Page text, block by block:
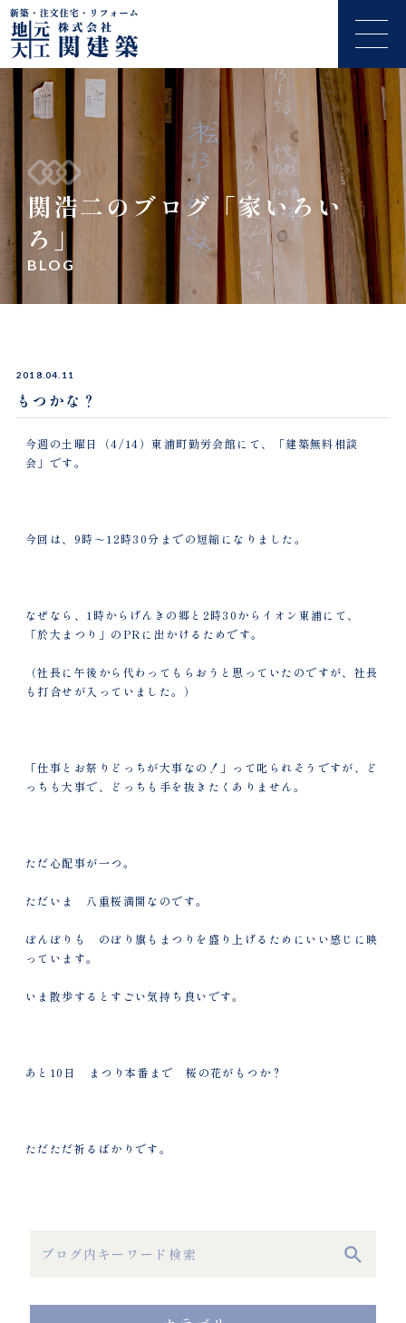
関浩二のブログ「家いろい
ろ」
BLOG
2018.04.11
もつかな？
今週の土曜日（4/14）東浦町勤労会館にて、「建築無料相談
会」です。
今回は、9時～12時30分までの短縮になりました。
なぜなら、1時からげんきの郷と2時30からイオン東浦にて、
「於大まつり」のPRに出かけるためです。
（社長に午後から代わってもらおうと思っていたのですが、社長
も打合せが入っていました。）
「仕事とお祭りどっちが大事なの！」って叱られそうですが、ど
っちも大事で、どっちも手を抜きたくありません。
ただ心配事が一つ。
ただいま 八重桜満開なのです。
ぼんぼりも のぼり旗もまつりを盛り上げるためにいい感じに映
っています。
いま散歩するとすごい気持ち良いです。
あと10日 まつり本番まで 桜の花がもつか？
ただただ祈るばかりです。